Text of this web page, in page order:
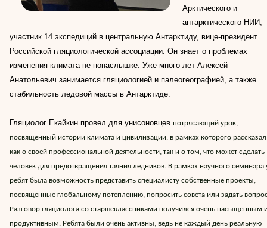
Арктического и
антарктического НИИ,
участник 14 экспедиций в центральную Антарктиду, вице-президент
Российской гляциологической ассоциации. Он знает о проблемах
изменения климата не понаслышке. Уже много лет Алексей
Анатольевич занимается гляциологией и палеогеографией, а также
стабильность ледовой массы в Антарктиде.
Гляциолог Екайкин провел для унисоновцев потрясающий урок,
посвященный истории климата и цивилизации, в рамках которого рассказал
как о своей профессиональной деятельности, так и о том, что может сделать
человек для предотвращения таяния ледников. В рамках научного семинара
ребят была возможность представить специалисту собственные проекты,
посвященные глобальному потеплению, попросить совета или задать
Разговор гляциолога со старшеклассниками получился очень насыщенным
продуктивным. Ребята были очень активны, ведь не каждый день реальную